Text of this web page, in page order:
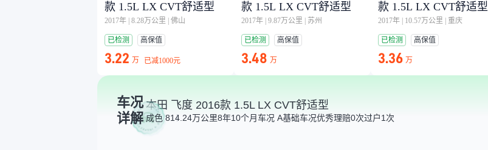
款 1.5L LX CVT舒适型
2017年 8.28万公里 佛山
已检测 高保值
3.22 万 已减1000元
款 1.5L LX CVT舒适型
2017年 9.87万公里 苏州
已检测 高保值
3.48 万
款 1.5L LX CVT舒适型
2017年 10.57万公里 重庆
已检测 高保值
3.36 万
车况
详解
本田 飞度 2016款 1.5L LX CVT舒适型
成色 814.24万公里8年10个月车况 A基础车况优秀理赔0次过户1次